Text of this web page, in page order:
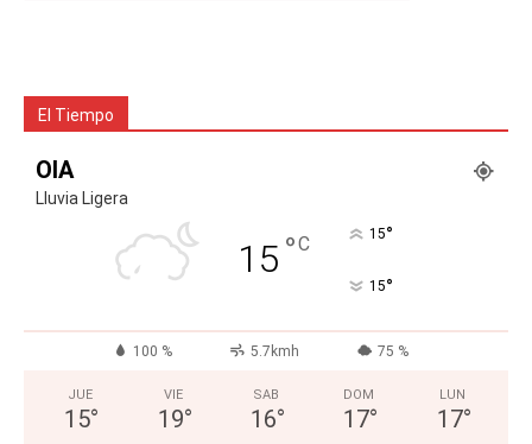
El Tiempo
OIA
Lluvia Ligera
15 °C 15°
15°
100 % 5.7kmh 75 %
JUE
15°
VIE
19°
SAB
16°
DOM
17°
LUN
17°